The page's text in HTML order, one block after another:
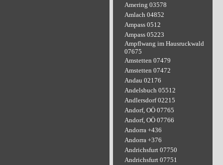
Amering 03578
Amlach 04852
Ampass 0512
Ampass 05223
Ampflwang im Hausruckwald
07675
Amstetten 07479
Amstetten 07472
Andau 02176
Andelsbuch 05512
Andlersdorf 02215
Andorf, OÖ 07765
Andorf, OÖ 07766
Andorra +436
Andorra +376
Andrichsfurt 07750
Andrichsfurt 07751